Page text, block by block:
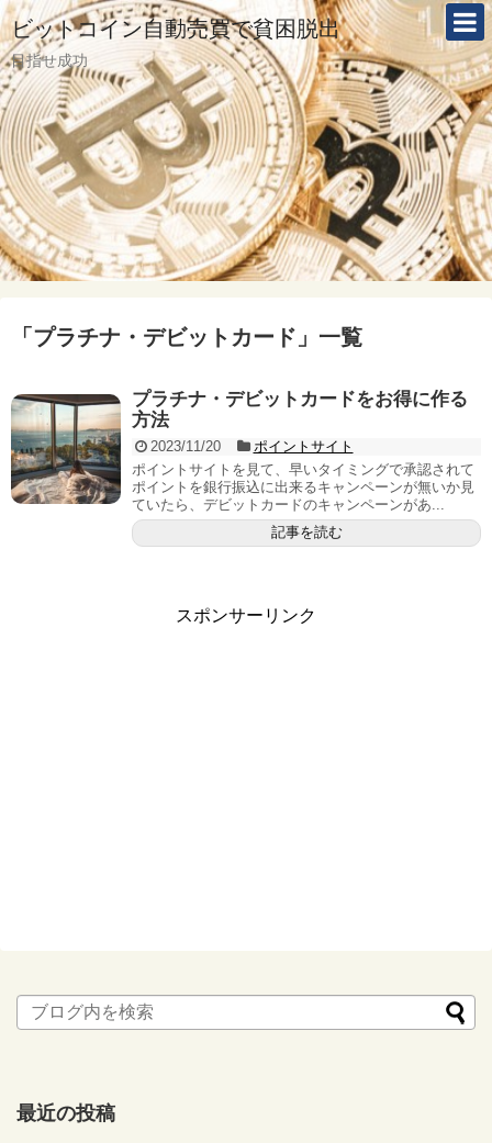
ビットコイン自動売買で貧困脱出
目指せ成功
「 プラチナ・デビットカード 」 一覧
プラチナ・デビットカードをお得に作る
方法
2023/11/20
ポイントサイト
ポイントサイトを見て、早いタイミングで承認されて
ポイントを銀行振込に出来るキャンペーンが無いか見
ていたら、デビットカードのキャンペーンがあ...
記事を読む
スポンサーリンク
最近の投稿